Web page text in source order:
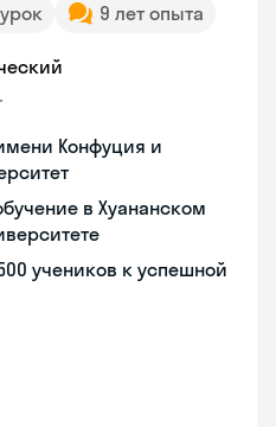
9 лет опыта
Конфуция и
в Хуананском
учеников к успешной